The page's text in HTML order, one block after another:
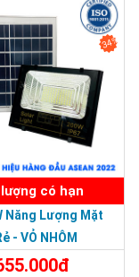
ASEAN 2019
34%
có hạn
Năng Lượng Mặt
- VỎ NHÔM